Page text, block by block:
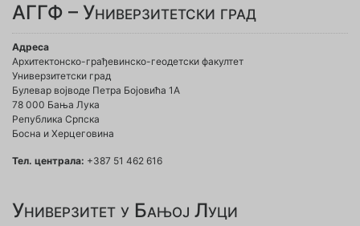
АГГФ – Универзитетски град
Адреса
Архитектонско-грађевинско-геодетски факултет
Универзитетски град
Булевар војводе Петра Бојовића 1A
78 000 Бања Лука
Република Српска
Босна и Херцеговина
Тел. централа: +387 51 462 616
Универзитет у Бањој Луци